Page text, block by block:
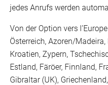
jedes Anrufs werden
Von der Option vers
Österreich, Azoren/
Kroatien, Zypern,
Estland, Färöer, Finnland,
Gibraltar (UK),